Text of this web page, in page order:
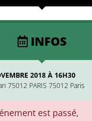
INFOS
2018 À 16H30
75012 PARIS 75012 Paris
est passé,